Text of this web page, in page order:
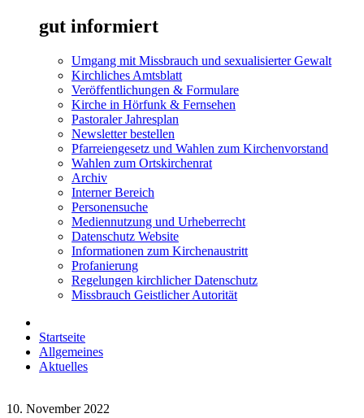
gut informiert
Umgang mit Missbrauch und sexualisierter Gewalt
Kirchliches Amtsblatt
Veröffentlichungen & Formulare
Kirche in Hörfunk & Fernsehen
Pastoraler Jahresplan
Newsletter bestellen
Pfarreiengesetz und Wahlen zum Kirchenvorstand
Wahlen zum Ortskirchenrat
Archiv
Interner Bereich
Personensuche
Mediennutzung und Urheberrecht
Datenschutz Website
Informationen zum Kirchenaustritt
Profanierung
Regelungen kirchlicher Datenschutz
Missbrauch Geistlicher Autorität
Startseite
Allgemeines
Aktuelles
10. November 2022